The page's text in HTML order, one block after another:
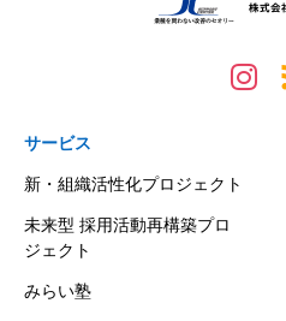
サービス
新・組織活性化プロジェクト
未来型 採用活動再構築プロ
ジェクト
みらい塾